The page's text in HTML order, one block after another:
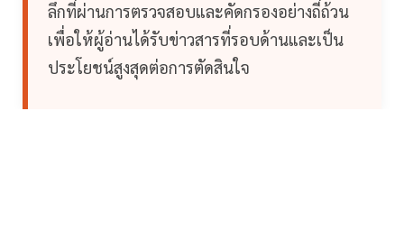
ลึกที่ผ่านการตรวจสอบและคัดกรองอย่างถี่ถ้วน
เพื่อให้ผู้อ่านได้รับข่าวสารที่รอบด้านและเป็น
ประโยชน์สูงสุดต่อการตัดสินใจ